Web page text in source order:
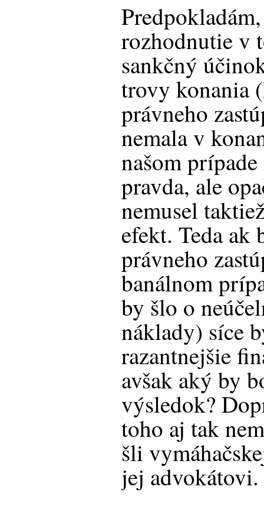
rozhodnutie v
sankčný
trovy konania
právneho
nemala v
našom
pravda, ale
nemusel
efekt. Teda ak
právneho
banálnom
by šlo o
náklady) síce
razantnejšie
avšak aký by
výsledok?
toho aj tak
šli
jej advokátovi.